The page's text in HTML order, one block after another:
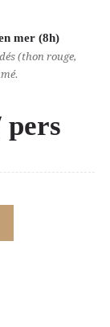
mer (8h)
(thon rouge,
pers